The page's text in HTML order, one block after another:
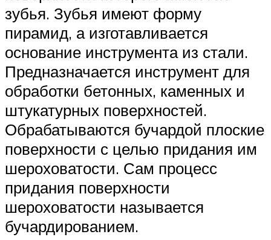
зубья. Зубья имеют форму
пирамид, а изготавливается
основание инструмента из стали.
Предназначается инструмент для
обработки бетонных, каменных и
штукатурных поверхностей.
Обрабатываются бучардой плоские
поверхности с целью придания им
шероховатости. Сам процесс
придания поверхности
шероховатости называется
бучардированием.